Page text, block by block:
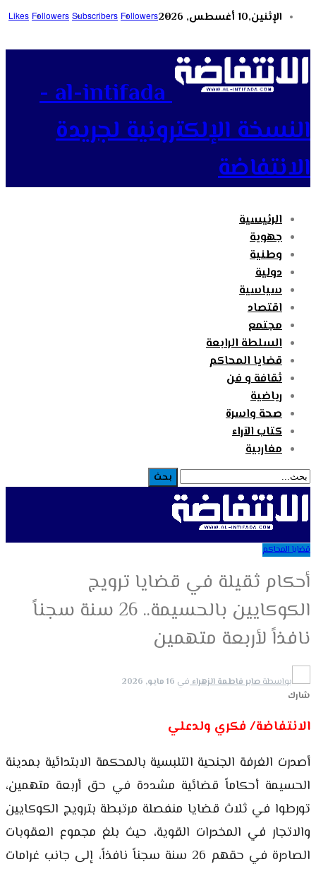
Likes Followers Subscribers Followers الإثنين,10 أغسطس, 2026
al-intifada -
النسخة الإلكترونية لجريدة
الانتفاضة
الرئيسية
جهوية
وطنية
دولية
سياسية
اقتصاد
مجتمع
السلطة الرابعة
قضايا المحاكم
ثقافة و فن
رياضية
صحة واسرة
كتاب الآراء
مغاربية
قضايا المحاكم
أحكام ثقيلة في قضايا ترويج
الكوكايين بالحسيمة.. 26 سنة سجناً
نافذاً لأربعة متهمين
بواسطةصابر فاطمة الزهراء في 16 مايو, 2026
شارك
الانتفاضة/ فكري ولدعلي
أصدرت الغرفة الجنحية التلبسية بالمحكمة الابتدائية بمدينة
الحسيمة أحكاماً قضائية مشددة في حق أربعة متهمين،
تورطوا في ثلاث قضايا منفصلة مرتبطة بترويج الكوكايين
والاتجار في المخدرات القوية، حيث بلغ مجموع العقوبات
الصادرة في حقهم 26 سنة سجناً نافذاً، إلى جانب غرامات